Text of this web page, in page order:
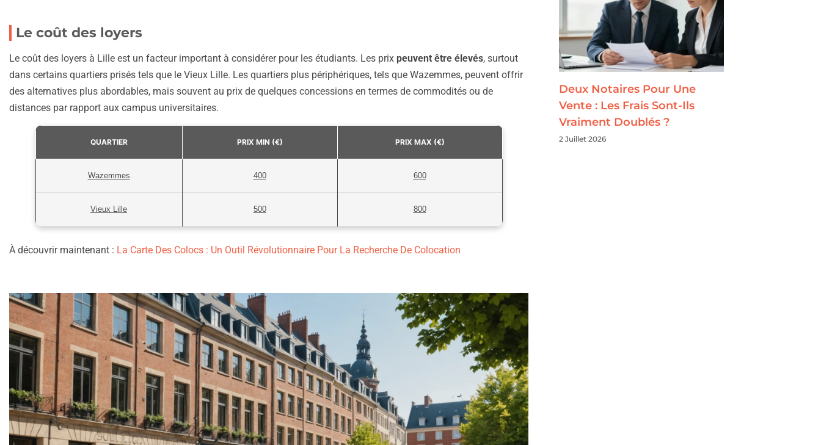
Le coût des loyers
Le coût des loyers à Lille est un facteur important à considérer pour les étudiants. Les prix peuvent être élevés, surtout
dans certains quartiers prisés tels que le Vieux Lille. Les quartiers plus périphériques, tels que Wazemmes, peuvent offrir
des alternatives plus abordables, mais souvent au prix de quelques concessions en termes de commodités ou de
distances par rapport aux campus universitaires.
QUARTIER PRIX MIN (€) PRIX MAX (€)
Wazemmes 400 600
Vieux Lille 500 800
À découvrir maintenant : La Carte Des Colocs : Un Outil Révolutionnaire Pour La Recherche De Colocation
Deux Notaires Pour Une
Vente : Les Frais Sont-Ils
Vraiment Doublés ?
2 Juillet 2026